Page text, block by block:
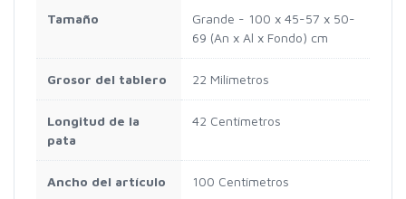
Tamaño
Grande - 100 x 45-57 x 50-
69 (An x Al x Fondo) cm
Grosor del tablero 22 Milímetros
Longitud de la
pata
42 Centímetros
Ancho del artículo 100 Centímetros